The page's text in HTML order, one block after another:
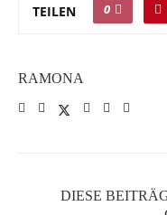
TEILEN 0
RAMONA
DIESE